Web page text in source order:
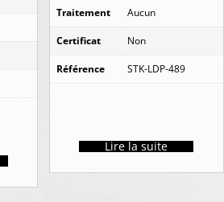
Traitement Aucun
Certificat Non
Référence STK-LDP-489
Lire la suite